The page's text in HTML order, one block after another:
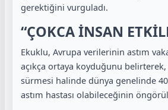
gerektiğini vurguladı.
“ÇOKCA İNSAN
Ekuklu, Avrupa verilerinin astım
açıkça ortaya koyduğunu
sürmesi halinde dünya genelinde
astım hastası olabileceğinin